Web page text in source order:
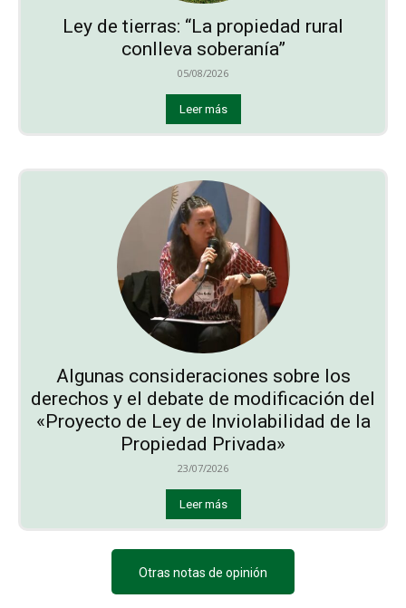
Ley de tierras: “La propiedad rural
conlleva soberanía”
05/08/2026
Leer más
Algunas consideraciones sobre los
derechos y el debate de modificación del
«Proyecto de Ley de Inviolabilidad de la
Propiedad Privada»
23/07/2026
Leer más
Otras notas de opinión